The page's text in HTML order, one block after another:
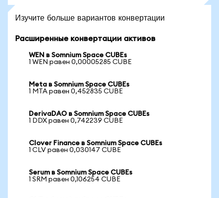
Изучите больше вариантов конвертации
Расширенные конвертации активов
WEN в Somnium Space CUBEs
1 WEN равен 0,00005285 CUBE
Meta в Somnium Space CUBEs
1 MTA равен 0,452835 CUBE
DerivaDAO в Somnium Space CUBEs
1 DDX равен 0,742239 CUBE
Clover Finance в Somnium Space CUBEs
1 CLV равен 0,030147 CUBE
Serum в Somnium Space CUBEs
1 SRM равен 0,106254 CUBE